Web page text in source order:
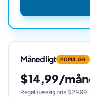
Månedligt POPULÆR
$14,99/
Regelmæssig pris $ 29.99,